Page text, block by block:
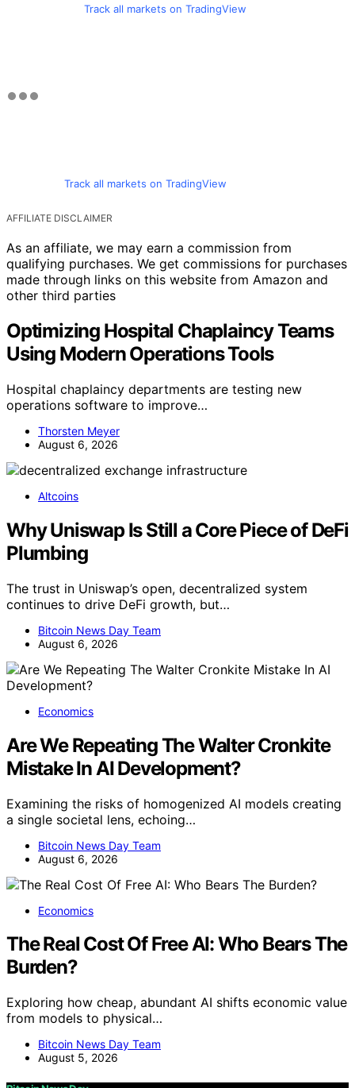
Track all markets on TradingView
Track all markets on TradingView
AFFILIATE DISCLAIMER
As an affiliate, we may earn a commission from
qualifying purchases. We get commissions for purchases
made through links on this website from Amazon and
other third parties
Optimizing Hospital Chaplaincy Teams
Using Modern Operations Tools
Hospital chaplaincy departments are testing new
operations software to improve…
Thorsten Meyer
August 6, 2026
Altcoins
Why Uniswap Is Still a Core Piece of DeFi
Plumbing
The trust in Uniswap’s open, decentralized system
continues to drive DeFi growth, but…
Bitcoin News Day Team
August 6, 2026
Economics
Are We Repeating The Walter Cronkite
Mistake In AI Development?
Examining the risks of homogenized AI models creating
a single societal lens, echoing…
Bitcoin News Day Team
August 6, 2026
Economics
The Real Cost Of Free AI: Who Bears The
Burden?
Exploring how cheap, abundant AI shifts economic value
from models to physical…
Bitcoin News Day Team
August 5, 2026